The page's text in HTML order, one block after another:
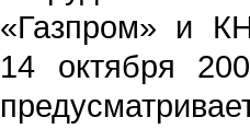
«Газпром» и
14 октября